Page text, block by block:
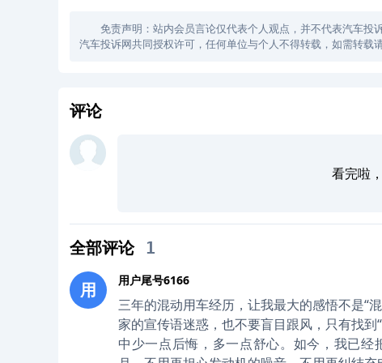
免责声明：站内会员言论仅代表个人观点，并不代表汽车投
汽车投诉网共同授权许可，任何单位与个人不得转载，如需转载
评论
看完啦，
全部评论 1
用 用户尾号6166
三年的混动用车经历，让我最大的感悟不是“
家的宣传语迷惑，也不要盲目跟风，只有找
中少一点后悔，多一点舒心。如今，我已